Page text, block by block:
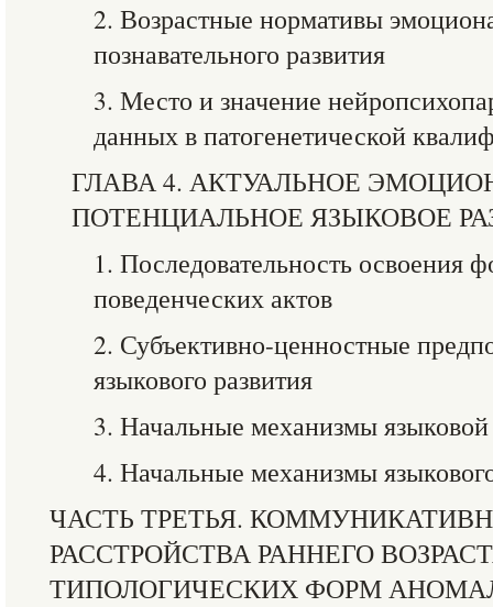
2. Возрастные нормативы
познавательного развития
3. Место и значение
данных в патогенетической
ГЛАВА 4. АКТУАЛЬНОЕ
ПОТЕНЦИАЛЬНОЕ ЯЗЫКОВОЕ
1. Последовательность освоения
поведенческих актов
2. Субъективно-ценностные
языкового развития
3. Начальные механизмы
4. Начальные механизмы
ЧАСТЬ ТРЕТЬЯ.
РАССТРОЙСТВА РАННЕГО
ТИПОЛОГИЧЕСКИХ ФОРМ